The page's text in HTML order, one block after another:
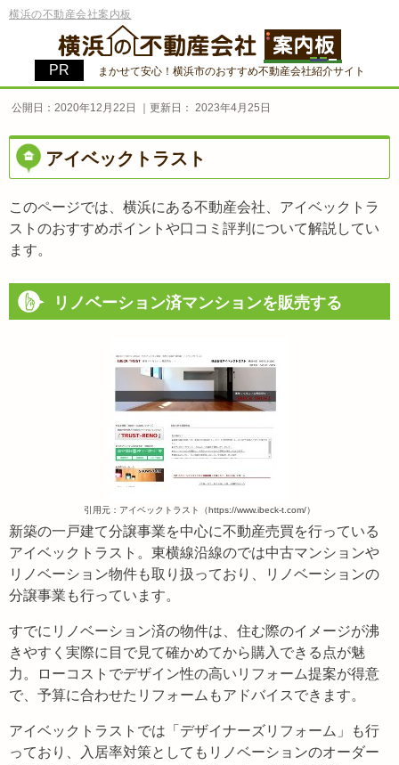
横浜の不動産会社案内板
まかせて安心！横浜市のおすすめ不動産会社紹介サイト
公開日：2020年12月22日 ｜更新日：2023年4月25日
アイベックトラスト
このページでは、横浜にある不動産会社、アイベックトラ
ストのおすすめポイントや口コミ評判について解説してい
ます。
リノベーション済マンションを販売する
引用元：アイベックトラスト（https://www.ibeck-t.com/）
新築の一戸建て分譲事業を中心に不動産売買を行っている
アイベックトラスト。東横線沿線のでは中古マンションや
リノベーション物件も取り扱っており、リノベーションの
分譲事業も行っています。
すでにリノベーション済の物件は、住む際のイメージが沸
きやすく実際に目で見て確かめてから購入できる点が魅
力。ローコストでデザイン性の高いリフォーム提案が得意
で、予算に合わせたリフォームもアドバイスできます。
アイベックトラストでは「デザイナーズリフォーム」も行
っており、入居率対策としてもリノベーションのオーダー